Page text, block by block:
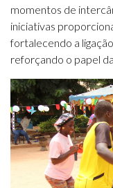
momentos de
iniciativas
fortalecendo a
reforçando o papel